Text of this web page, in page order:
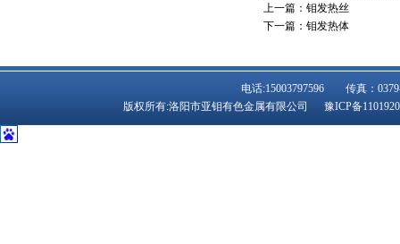
上一篇： 钼发热丝
下一篇： 钼发热体
电话:15003797596 传真：
版权所有:洛阳市亚钼有色金属有限公司豫ICP备